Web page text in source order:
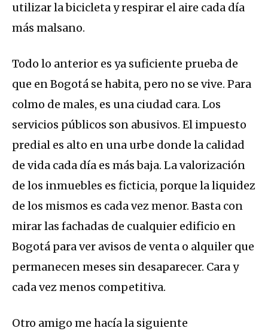
utilizar la bicicleta y respirar el aire cada día
más malsano.
Todo lo anterior es ya suficiente prueba de
que en Bogotá se habita, pero no se vive. Para
colmo de males, es una ciudad cara. Los
servicios públicos son abusivos. El impuesto
predial es alto en una urbe donde la calidad
de vida cada día es más baja. La valorización
de los inmuebles es ficticia, porque la liquidez
de los mismos es cada vez menor. Basta con
mirar las fachadas de cualquier edificio en
Bogotá para ver avisos de venta o alquiler que
permanecen meses sin desaparecer. Cara y
cada vez menos competitiva.
Otro amigo me hacía la siguiente